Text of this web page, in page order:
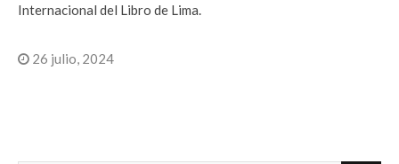
Internacional del Libro de Lima.
26 julio, 2024